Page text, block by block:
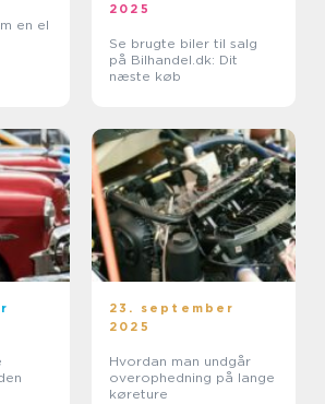
en el
2025
Se brugte biler til salg
på Bilhandel.dk: Dit
næste køb
23. september
2025
Hvordan man undgår
overophedning på lange
køreture